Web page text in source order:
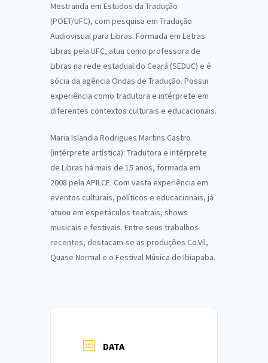
Mestranda em Estudos da Tradução
(POET/UFC), com pesquisa em Tradução
Audiovisual para Libras. Formada em Letras
Libras pela UFC, atua como professora de
Libras na rede estadual do Ceará (SEDUC) e é
sócia da agência Ondas de Tradução. Possui
experiência como tradutora e intérprete em
diferentes contextos culturais e educacionais.
Maria Islandia Rodrigues Martins Castro
(intérprete artística): Tradutora e intérprete
de Libras há mais de 15 anos, formada em
2008 pela APILCE. Com vasta experiência em
eventos culturais, políticos e educacionais, já
atuou em espetáculos teatrais, shows
musicais e festivais. Entre seus trabalhos
recentes, destacam-se as produções Co.Vil,
Quase Normal e o Festival Música de Ibiapaba.
DATA